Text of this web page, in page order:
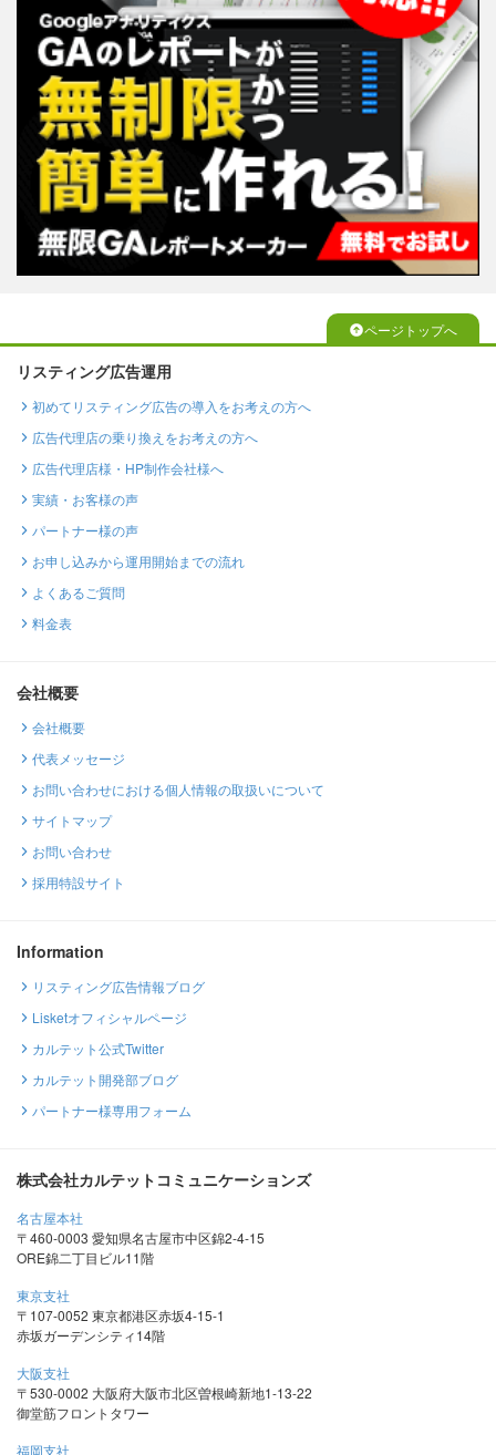
ページトップへ
リスティング広告運用
初めてリスティング広告の導入をお考えの方へ
広告代理店の乗り換えをお考えの方へ
広告代理店様・HP制作会社様へ
実績・お客様の声
パートナー様の声
お申し込みから運用開始までの流れ
よくあるご質問
料金表
会社概要
会社概要
代表メッセージ
お問い合わせにおける個人情報の取扱いについて
サイトマップ
お問い合わせ
採用特設サイト
Information
リスティング広告情報ブログ
Lisketオフィシャルページ
カルテット公式Twitter
カルテット開発部ブログ
パートナー様専用フォーム
株式会社カルテットコミュニケーションズ
名古屋本社
〒460-0003 愛知県名古屋市中区錦2-4-15
ORE錦二丁目ビル11階
東京支社
〒107-0052 東京都港区赤坂4-15-1
赤坂ガーデンシティ14階
大阪支社
〒530-0002 大阪府大阪市北区曽根崎新地1-13-22
御堂筋フロントタワー
福岡支社